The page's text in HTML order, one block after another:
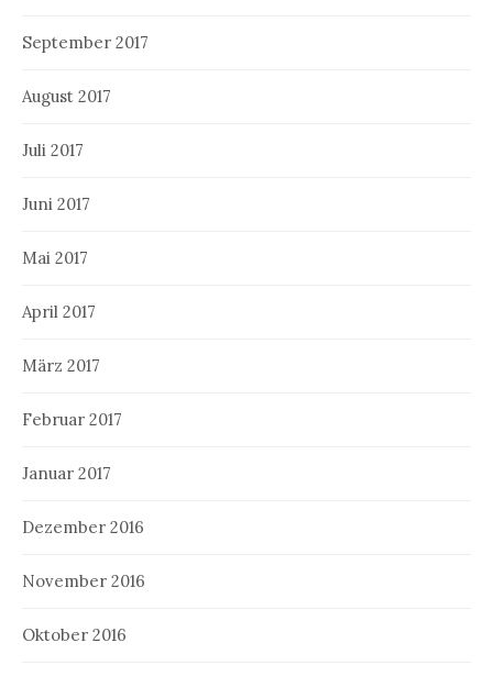
September 2017
August 2017
Juli 2017
Juni 2017
Mai 2017
April 2017
März 2017
Februar 2017
Januar 2017
Dezember 2016
November 2016
Oktober 2016